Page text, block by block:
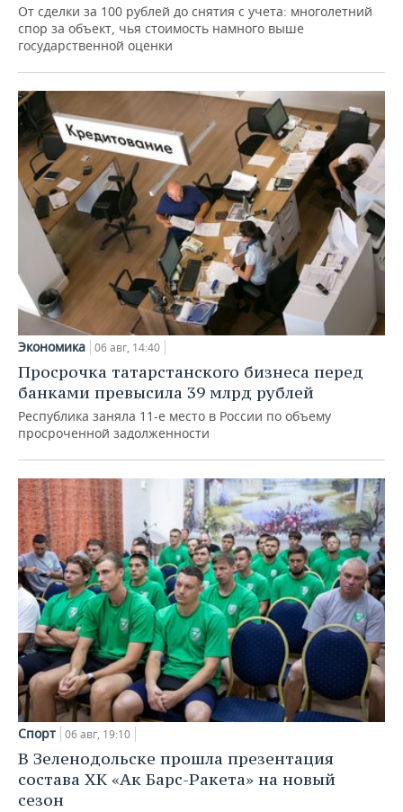
От сделки за 100 рублей до снятия с учета: многолетний
спор за объект, чья стоимость намного выше
государственной оценки
Экономика 06 авг, 14:40
Просрочка татарстанского бизнеса перед
банками превысила 39 млрд рублей
Республика заняла 11-е место в России по объему
просроченной задолженности
Спорт 06 авг, 19:10
В Зеленодольске прошла презентация
состава ХК «Ак Барс-Ракета» на новый
сезон